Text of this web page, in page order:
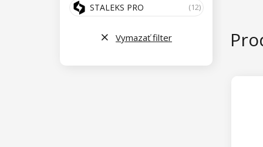
STALEKS PRO (12)
Vymazať filter